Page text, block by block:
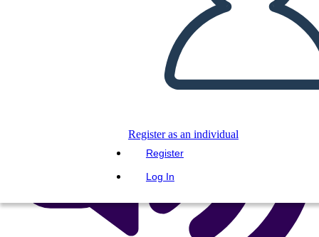
Register as an individual
Register
Log In